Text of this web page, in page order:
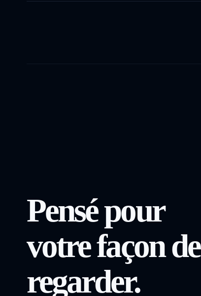
Pensé pour
votre façon de
regarder.